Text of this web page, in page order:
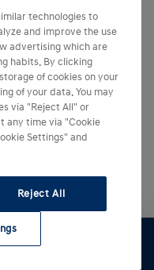
Het
voor 400V- en
daarvoor extra
nodig zijn.
woon-
het aantal
technologies to
and improve the use
advertising which are
habits. By clicking
of cookies on your
of your data. You may
via "Reject All" or
any time via "Cookie
Settings" and
Reject All